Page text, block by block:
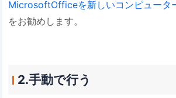
MicrosoftOfficeを新しいコンピュータ
をお勧めします。
2.手動で行う